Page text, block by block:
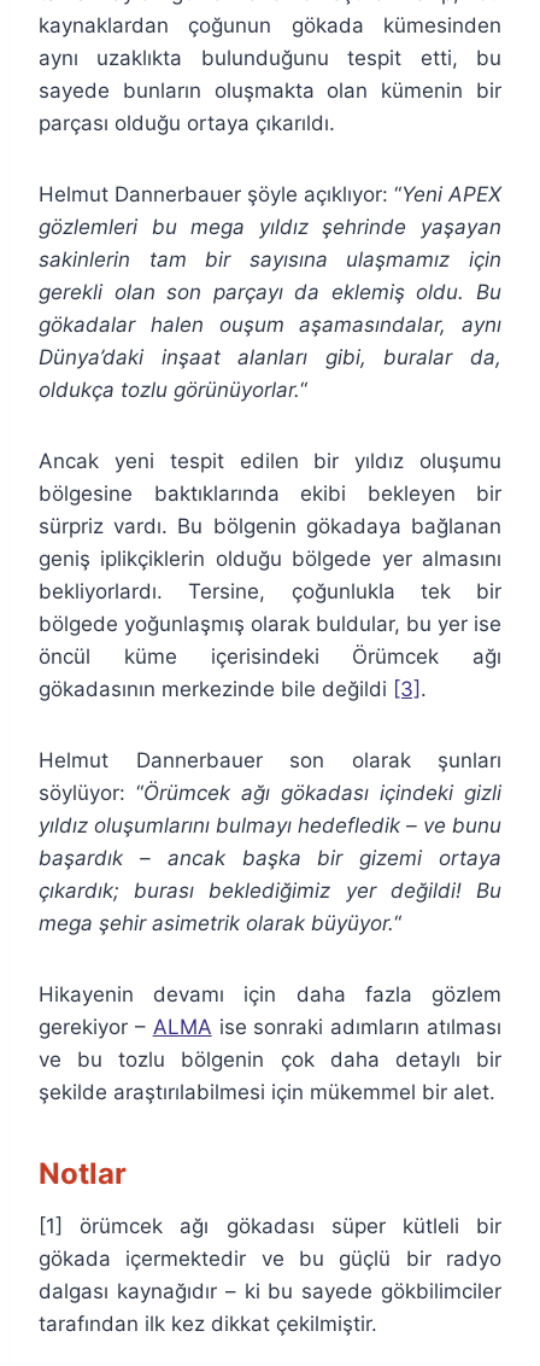
kaynaklardan çoğunun gökada kümesinden
aynı uzaklıkta bulunduğunu tespit etti, bu
sayede bunların oluşmakta olan kümenin bir
parçası olduğu ortaya çıkarıldı.
Helmut Dannerbauer şöyle açıklıyor: “Yeni APEX
gözlemleri bu mega yıldız şehrinde yaşayan
sakinlerin tam bir sayısına ulaşmamız için
gerekli olan son parçayı da eklemiş oldu. Bu
gökadalar halen ouşum aşamasındalar, aynı
Dünya’daki inşaat alanları gibi, buralar da,
oldukça tozlu görünüyorlar.“
Ancak yeni tespit edilen bir yıldız oluşumu
bölgesine baktıklarında ekibi bekleyen bir
sürpriz vardı. Bu bölgenin gökadaya bağlanan
geniş iplikçiklerin olduğu bölgede yer almasını
bekliyorlardı. Tersine, çoğunlukla tek bir
bölgede yoğunlaşmış olarak buldular, bu yer ise
öncül küme içerisindeki Örümcek ağı
gökadasının merkezinde bile değildi [3] .
Helmut Dannerbauer son olarak şunları
söylüyor: “Örümcek ağı gökadası içindeki gizli
yıldız oluşumlarını bulmayı hedefledik – ve bunu
başardık – ancak başka bir gizemi ortaya
çıkardık; burası beklediğimiz yer değildi! Bu
mega şehir asimetrik olarak büyüyor.“
Hikayenin devamı için daha fazla gözlem
gerekiyor – ALMA ise sonraki adımların atılması
ve bu tozlu bölgenin çok daha detaylı bir
şekilde araştırılabilmesi için mükemmel bir alet.
Notlar
[1] örümcek ağı gökadası süper kütleli bir
gökada içermektedir ve bu güçlü bir radyo
dalgası kaynağıdır – ki bu sayede gökbilimciler
tarafından ilk kez dikkat çekilmiştir.